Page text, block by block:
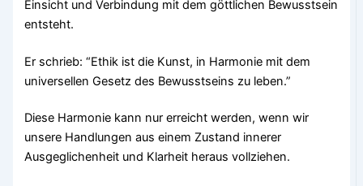
Einsicht und Verbindung mit dem göttlichen Bewusstsein
entsteht.
Er schrieb: “Ethik ist die Kunst, in Harmonie mit dem
universellen Gesetz des Bewusstseins zu leben.”
Diese Harmonie kann nur erreicht werden, wenn wir
unsere Handlungen aus einem Zustand innerer
Ausgeglichenheit und Klarheit heraus vollziehen.